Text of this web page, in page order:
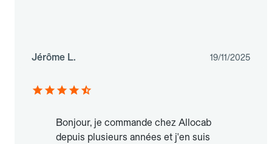
Jérôme L. 19/11/2025
Bonjour, je commande chez Allocab
depuis plusieurs années et j'en suis